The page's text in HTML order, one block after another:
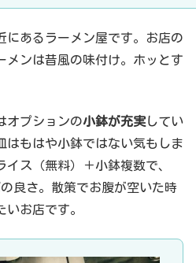
にあるラーメン屋です。お店の
メンは昔風の味付け。ホッとす
オプションの小鉢が充実してい
はもはや小鉢ではない気もしま
ス（無料）＋小鉢複数で、
良さ。散策でお腹が空いた時
お店です。